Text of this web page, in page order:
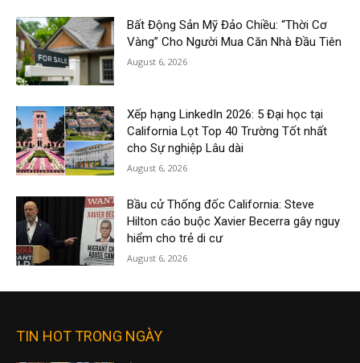
Bất Động Sản Mỹ Đảo Chiều: “Thời Cơ
Vàng” Cho Người Mua Căn Nhà Đầu Tiên
August 6, 2026
Xếp hạng LinkedIn 2026: 5 Đại học tại
California Lọt Top 40 Trường Tốt nhất
cho Sự nghiệp Lâu dài
August 6, 2026
Bầu cử Thống đốc California: Steve
Hilton cáo buộc Xavier Becerra gây nguy
hiểm cho trẻ di cư
August 6, 2026
TIN HOT TRONG NGÀY